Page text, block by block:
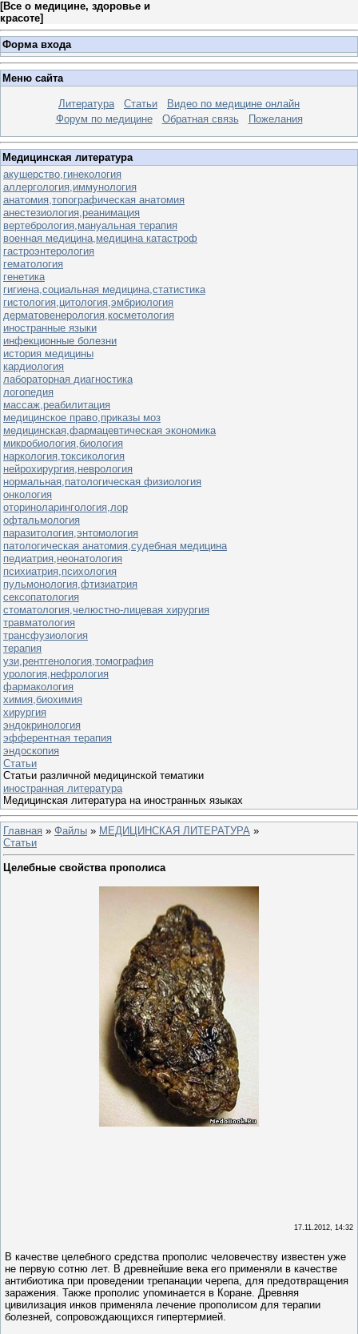
[Все о медицине, здоровье и
красоте]
Форма входа
Меню сайта
Литература Статьи
Видео по медицине онлайн
Форум по медицине
Обратная связь Пожелания
Медицинская литература
акушерство,гинекология
аллергология,иммунология
анатомия,топографическая анатомия
анестезиология,реанимация
вертебрология,мануальная терапия
военная медицина,медицина катастроф
гастроэнтерология
гематология
генетика
гигиена,социальная медицина,статистика
гистология,цитология,эмбриология
дерматовенерология,косметология
иностранные языки
инфекционные болезни
история медицины
кардиология
лабораторная диагностика
логопедия
массаж,реабилитация
медицинское право,приказы моз
медицинская,фармацевтическая экономика
микробиология,биология
наркология,токсикология
нейрохирургия,неврология
нормальная,патологическая физиология
онкология
оториноларингология,лор
офтальмология
паразитология,энтомология
патологическая анатомия,судебная медицина
педиатрия,неонатология
психиатрия,психология
пульмонология,фтизиатрия
сексопатология
стоматология,челюстно-лицевая хирургия
травматология
трансфузиология
терапия
узи,рентгенология,томография
урология,нефрология
фармакология
химия,биохимия
хирургия
эндокринология
эфферентная терапия
эндоскопия
Статьи
Статьи различной медицинской тематики
иностранная литература
Медицинская литература на иностранных языках
Главная » Файлы » МЕДИЦИНСКАЯ ЛИТЕРАТУРА »
Статьи
Целебные свойства прополиса
17.11.2012, 14:32
В качестве целебного средства прополис человечеству известен уже
не первую сотню лет. В древнейшие века его применяли в качестве
антибиотика при проведении трепанации черепа, для предотвращения
заражения. Также прополис упоминается в Коране. Древняя
цивилизация инков применяла лечение прополисом для терапии
болезней, сопровождающихся гипертермией.